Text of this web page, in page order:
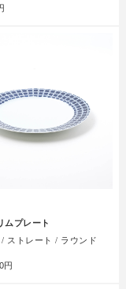
ムプレート
/ ストレート / ラウンド
円